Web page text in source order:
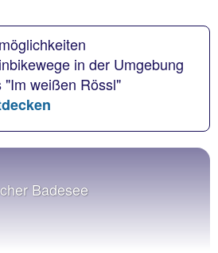
in der Umgebung
weißen Rössl"
Badesee